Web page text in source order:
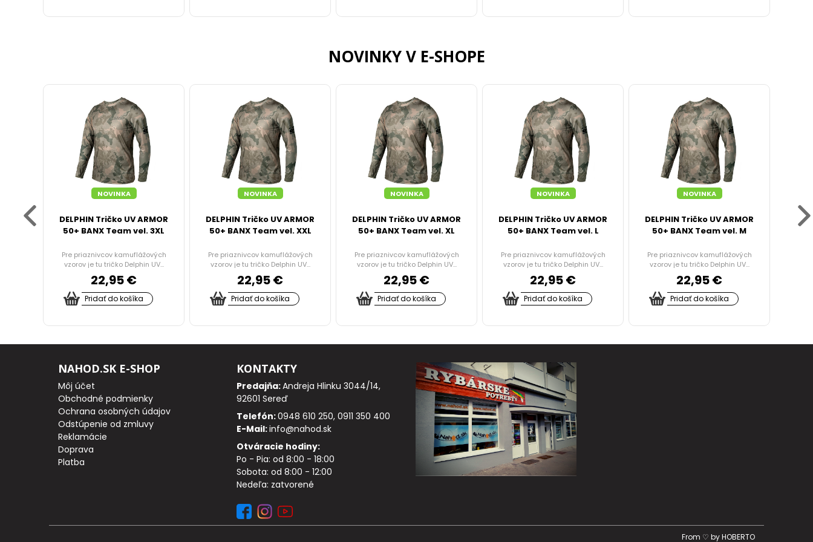
NOVINKY V E-SHOPE
NOVINKA
DELPHIN Tričko UV ARMOR
50+ BANX Team vel. 3XL
Pre priaznivcov kamuflážových
vzorov je tu tričko Delphin UV...
22,95 €
Pridať do košíka
NOVINKA
DELPHIN Tričko UV ARMOR
50+ BANX Team vel. XXL
Pre priaznivcov kamuflážových
vzorov je tu tričko Delphin UV...
22,95 €
Pridať do košíka
NOVINKA
DELPHIN Tričko UV ARMOR
50+ BANX Team vel. XL
Pre priaznivcov kamuflážových
vzorov je tu tričko Delphin UV...
22,95 €
Pridať do košíka
NOVINKA
DELPHIN Tričko UV ARMOR
50+ BANX Team vel. L
Pre priaznivcov kamuflážových
vzorov je tu tričko Delphin UV...
22,95 €
Pridať do košíka
NOVINKA
DELPHIN Tričko UV ARMOR
50+ BANX Team vel. M
Pre priaznivcov kamuflážových
vzorov je tu tričko Delphin UV...
22,95 €
Pridať do košíka
NAHOD.SK E-SHOP
Môj účet
Obchodné podmienky
Ochrana osobných údajov
Odstúpenie od zmluvy
Reklamácie
Doprava
Platba
KONTAKTY
Predajňa:Andreja Hlinku 3044/14,
92601 Sereď
Telefón:0948 610 250, 0911 350 400
E-Mail:info@nahod.sk
Otváracie hodiny:
Po - Pia: od 8:00 - 18:00
Sobota: od 8:00 - 12:00
Nedeľa: zatvorené
From ♡ byHOBERTO
MULTIPLIKÁTORY
CIEVKY
PLETENKY